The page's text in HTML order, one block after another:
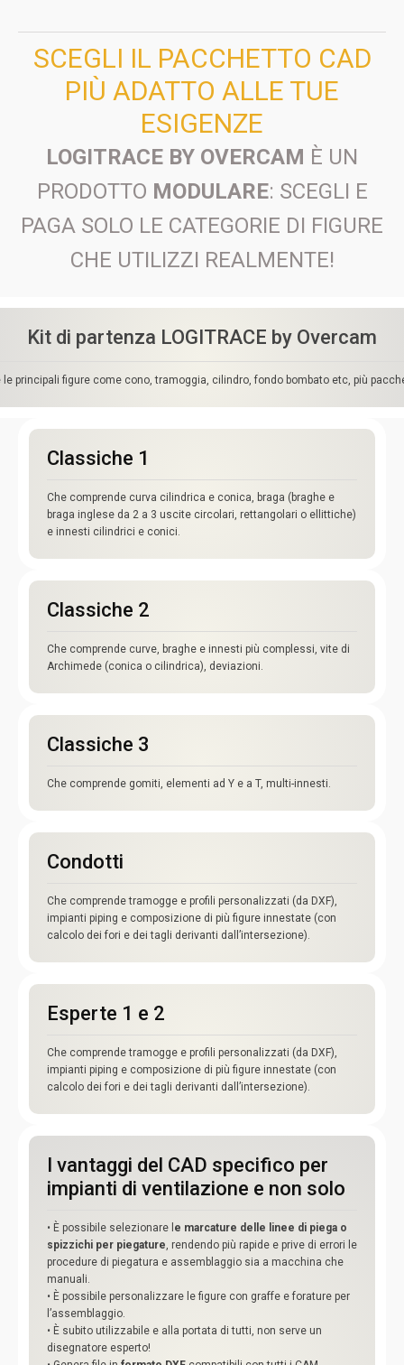
SCEGLI IL PACCHETTO CAD
PIÙ ADATTO ALLE TUE
ESIGENZE
LOGITRACE BY OVERCAM È UN
PRODOTTO MODULARE: SCEGLI E
PAGA SOLO LE CATEGORIE DI FIGURE
CHE UTILIZZI REALMENTE!
Kit di partenza LOGITRACE by Overcam
le principali figure come cono, tramoggia, cilindro, fondo bombato etc, più
Classiche 1
Che comprende curva cilindrica e conica, braga (braghe e
braga inglese da 2 a 3 uscite circolari, rettangolari o ellittiche)
e innesti cilindrici e conici.
Classiche 2
Che comprende curve, braghe e innesti più complessi, vite di
Archimede (conica o cilindrica), deviazioni.
Classiche 3
Che comprende gomiti, elementi ad Y e a T, multi-innesti.
Condotti
Che comprende tramogge e profili personalizzati (da DXF),
impianti piping e composizione di più figure innestate (con
calcolo dei fori e dei tagli derivanti dall’intersezione).
Esperte 1 e 2
Che comprende tramogge e profili personalizzati (da DXF),
impianti piping e composizione di più figure innestate (con
calcolo dei fori e dei tagli derivanti dall’intersezione).
I vantaggi del CAD specifico per
impianti di ventilazione e non solo
• È possibile selezionare l e marcature delle linee di piega o
spizzichi per piegature, rendendo più rapide e prive di errori le
procedure di piegatura e assemblaggio sia a macchina che
manuali.
• È possibile personalizzare le figure con graffe e forature per
l’assemblaggio.
• È subito utilizzabile e alla portata di tutti, non serve un
disegnatore esperto!